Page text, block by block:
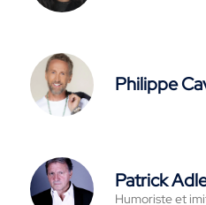
Philippe
Patrick
Humoriste et